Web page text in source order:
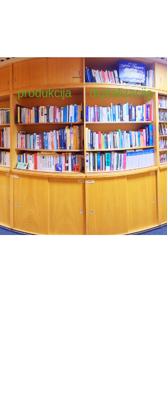
produkcija digitalizacija